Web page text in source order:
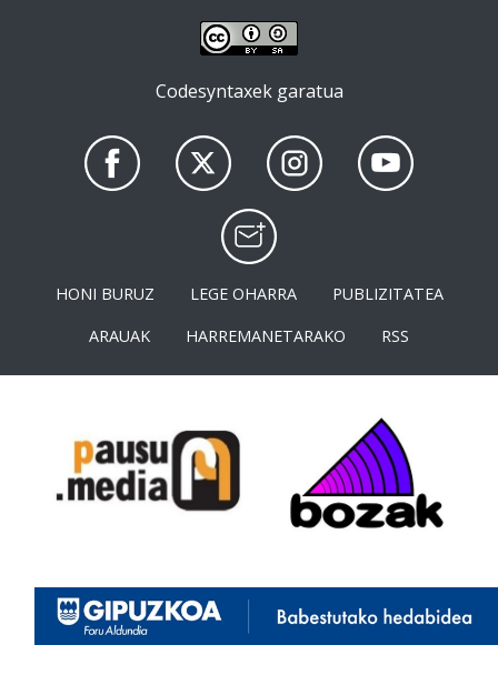
Codesyntaxek garatua
HONI BURUZ LEGE OHARRA
PUBLIZITATEA
ARAUAK
HARREMANETARAKO RSS